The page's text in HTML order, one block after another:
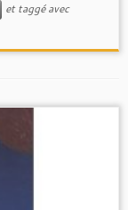
et taggé avec